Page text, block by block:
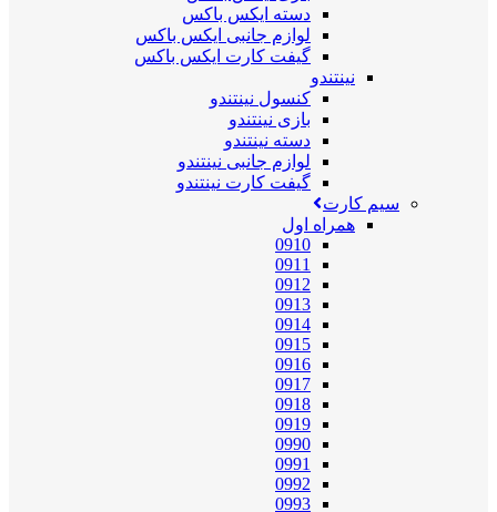
دسته ایکس باکس
لوازم جانبی ایکس باکس
گیفت کارت ایکس باکس
نینتندو
کنسول نینتندو
بازی نینتندو
دسته نینتندو
لوازم جانبی نینتندو
گیفت کارت نینتندو
سیم کارت
همراه اول
0910
0911
0912
0913
0914
0915
0916
0917
0918
0919
0990
0991
0992
0993